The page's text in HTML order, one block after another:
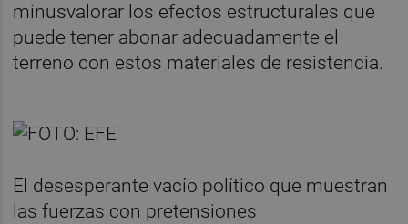
minusvalorar los efectos estructurales que
puede tener abonar adecuadamente el
terreno con estos materiales de resistencia.
El desesperante vacío político que muestran
las fuerzas con pretensiones